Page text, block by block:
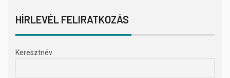
HÍRLEVÉL FELIRATKOZÁS
Keresztnév